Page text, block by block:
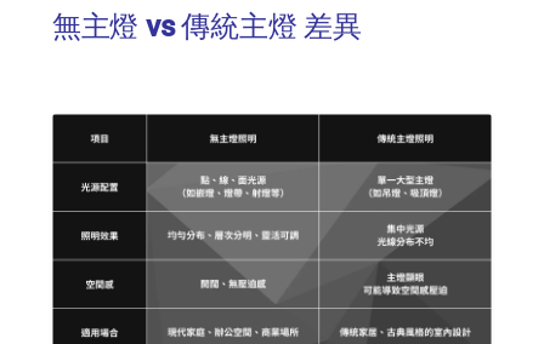
無主燈 vs 傳統主燈 差異